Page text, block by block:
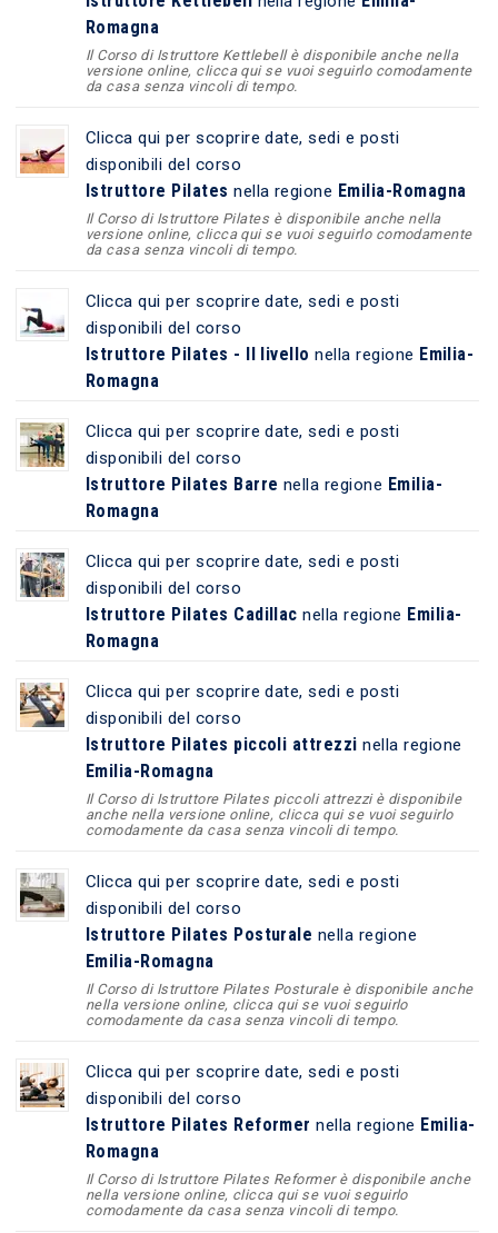
Romagna
Il Corso di Istruttore Kettlebell è disponibile anche nella
versione online, clicca qui se vuoi seguirlo comodamente
da casa senza vincoli di tempo.
Clicca qui per scoprire date, sedi e posti
disponibili del corso
Istruttore Pilates nella regione Emilia-Romagna
Il Corso di Istruttore Pilates è disponibile anche nella
versione online, clicca qui se vuoi seguirlo comodamente
da casa senza vincoli di tempo.
Clicca qui per scoprire date, sedi e posti
disponibili del corso
Istruttore Pilates - II livello nella regione Emilia-
Romagna
Clicca qui per scoprire date, sedi e posti
disponibili del corso
Istruttore Pilates Barre nella regione Emilia-
Romagna
Clicca qui per scoprire date, sedi e posti
disponibili del corso
Istruttore Pilates Cadillac nella regione Emilia-
Romagna
Clicca qui per scoprire date, sedi e posti
disponibili del corso
Istruttore Pilates piccoli attrezzi nella regione
Emilia-Romagna
Il Corso di Istruttore Pilates piccoli attrezzi è disponibile
anche nella versione online, clicca qui se vuoi seguirlo
comodamente da casa senza vincoli di tempo.
Clicca qui per scoprire date, sedi e posti
disponibili del corso
Istruttore Pilates Posturale nella regione
Emilia-Romagna
Il Corso di Istruttore Pilates Posturale è disponibile anche
nella versione online, clicca qui se vuoi seguirlo
comodamente da casa senza vincoli di tempo.
Clicca qui per scoprire date, sedi e posti
disponibili del corso
Istruttore Pilates Reformer nella regione Emilia-
Romagna
Il Corso di Istruttore Pilates Reformer è disponibile anche
nella versione online, clicca qui se vuoi seguirlo
comodamente da casa senza vincoli di tempo.